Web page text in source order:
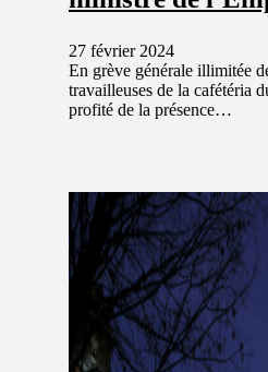
27 février 2024
En grève générale illimitée
travailleuses de la cafétéria
profité de la présence…